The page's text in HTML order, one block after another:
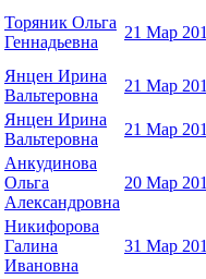
Торяник Ольга
Геннадьевна
21 Мар
Янцен Ирина
Вальтеровна
21 Мар
Янцен Ирина
Вальтеровна
21 Мар
Анкудинова
Ольга
Александровна
20 Мар
Никифорова
Галина
Ивановна
31 Мар